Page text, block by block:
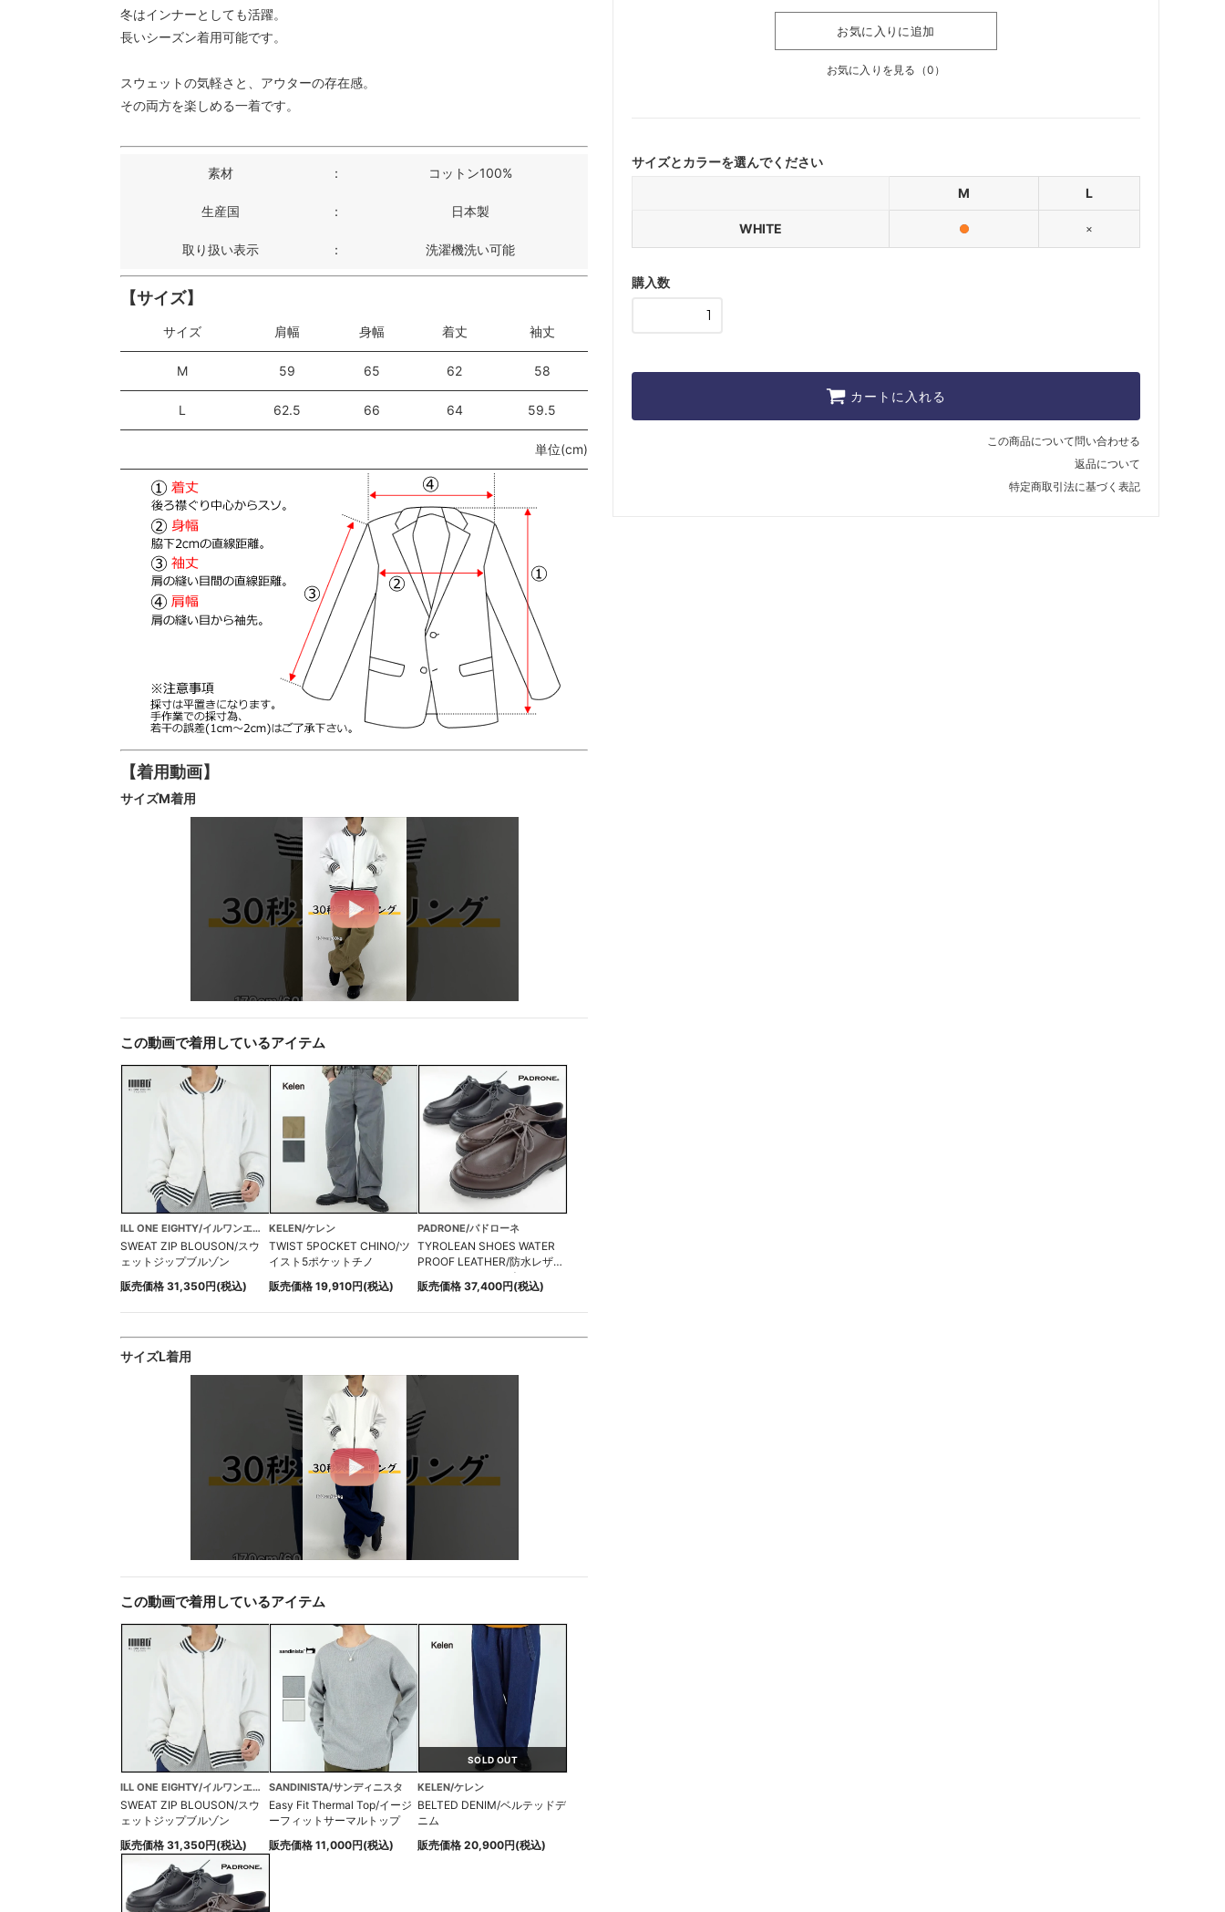
お気に入りに追加
お気に入りを見る（0 ）
サイズとカラーを選んでください
M
L
WHITE ×
購入数
カートに入れる
この商品について問い合わせる
返品について
特定商取引法に基づく表記
冬はインナーとしても活躍。
長いシーズン着用可能です。
スウェットの気軽さと、アウターの存在感。
その両方を楽しめる一着です。
素材 ： コットン100%
生産国 ： 日本製
取り扱い表示 ： 洗濯機洗い可能
【サイズ】
サイズ 肩幅 身幅 着丈 袖丈
M 59 65 62 58
L 62.5 66 64 59.5
単位(cm)
【着用動画】
サイズM着用
この動画で着用しているアイテム
ILL ONE EIGHTY/イルワンエイティ
SWEAT ZIP BLOUSON/スウ
ェットジップブルゾン
販売価格 31,350円(税込)
KELEN/ケレン
TWIST 5POCKET CHINO/ツ
イスト5ポケットチノ
販売価格 19,910円(税込)
PADRONE/パドローネ
TYROLEAN SHOES WATER
PROOF LEATHER/防水レザー
チロリアンシューズ
販売価格 37,400円(税込)
サイズL着用
この動画で着用しているアイテム
ILL ONE EIGHTY/イルワンエイティ
SWEAT ZIP BLOUSON/スウ
ェットジップブルゾン
販売価格 31,350円(税込)
SANDINISTA/サンディニスタ
Easy Fit Thermal Top/イージ
ーフィットサーマルトップ
販売価格 11,000円(税込)
SOLD OUT
KELEN/ケレン
BELTED DENIM/ベルテッドデ
ニム
販売価格 20,900円(税込)